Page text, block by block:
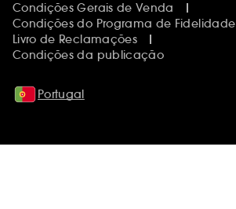
Condições Gerais de Venda
Condições do Programa de Fidelidade
Livro de Reclamações
Condições da publicação
Portugal